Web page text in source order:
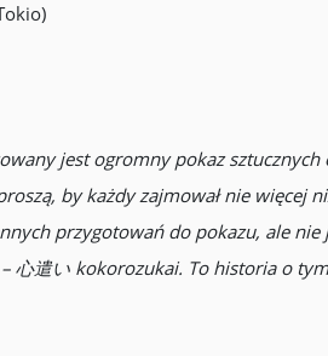
jest ogromny pokaz
by każdy zajmował nie więcej
przygotowań do pokazu, ale
心遣い kokorozukai. To historia o